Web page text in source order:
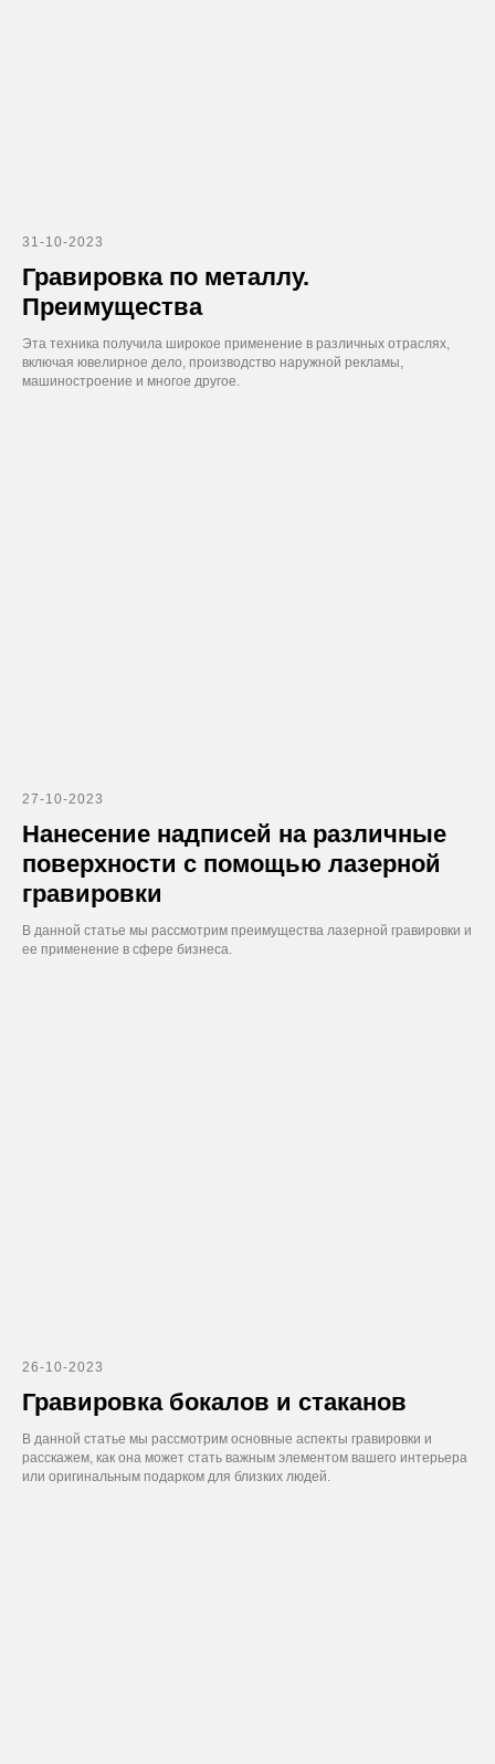
31-10-2023
Гравировка по металлу.
Преимущества
Эта техника получила широкое применение в различных отраслях,
включая ювелирное дело, производство наружной рекламы,
машиностроение и многое другое.
27-10-2023
Нанесение надписей на различные
поверхности с помощью лазерной
гравировки
В данной статье мы рассмотрим преимущества лазерной гравировки и
ее применение в сфере бизнеса.
26-10-2023
Гравировка бокалов и стаканов
В данной статье мы рассмотрим основные аспекты гравировки и
расскажем, как она может стать важным элементом вашего интерьера
или оригинальным подарком для близких людей.